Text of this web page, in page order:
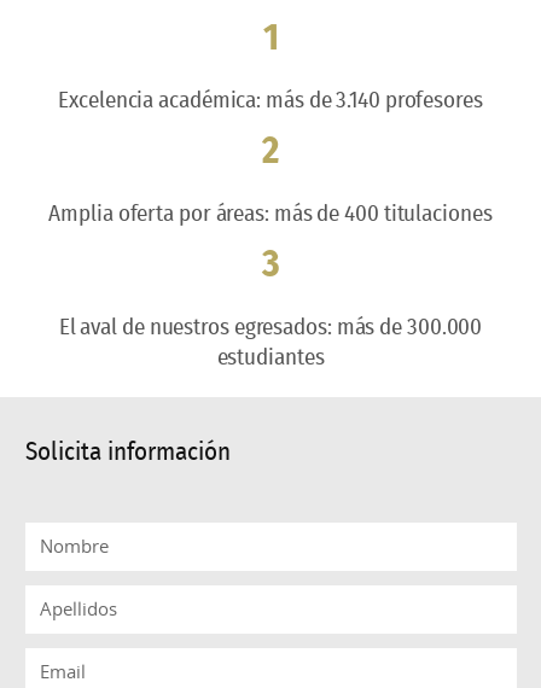
1
Excelencia académica: más de 3.140 profesores
2
Amplia oferta por áreas: más de 400 titulaciones
3
El aval de nuestros egresados: más de 300.000
estudiantes
Solicita información